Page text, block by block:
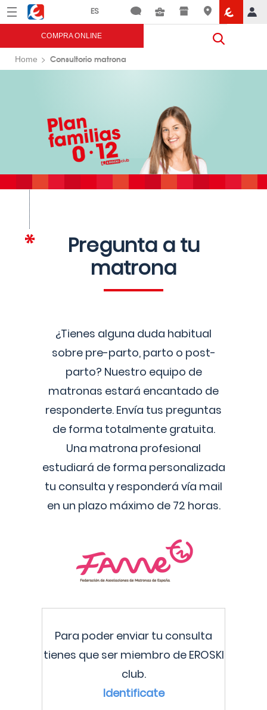
Menú Eroski
COMPRA ONLINE
Home Consultorio matrona
Pregunta a tu
matrona
¿Tienes alguna duda habitual
sobre pre-parto, parto o post-
parto? Nuestro equipo de
matronas estará encantado de
responderte. Envía tus preguntas
de forma totalmente gratuita.
Una matrona profesional
estudiará de forma personalizada
tu consulta y responderá vía mail
en un plazo máximo de 72 horas.
Para poder enviar tu consulta
tienes que ser miembro de EROSKI
club.
Identificate